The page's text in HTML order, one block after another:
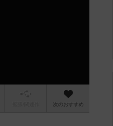
次のおすすめ